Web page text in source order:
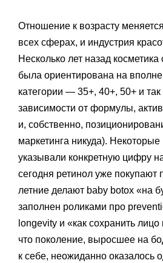
Отношение к возрасту
всех сферах, и индустрия
Несколько лет назад
была ориентирована на
категории — 35+, 40+, 50+ и
зависимости от формулы,
и, собственно,
маркетинга никуда).
указывали конкретную цифру
сегодня ретинол уже покупают
летние делают baby botox «на
заполнен роликами про
longevity и «как сохранить
что поколение, выросшее на
к себе, неожиданно оказалось